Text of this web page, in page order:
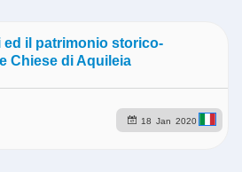
ed il patrimonio storico-
Chiese di Aquileia
18 Jan 2020